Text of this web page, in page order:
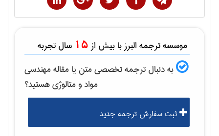
موسسه ترجمه البرز با بیش از 15 سال تجربه
به دنبال ترجمه تخصصی متن یا مقالهمهندسی
مواد و متالوژیهستید؟
ثبت سفارش ترجمه جدید